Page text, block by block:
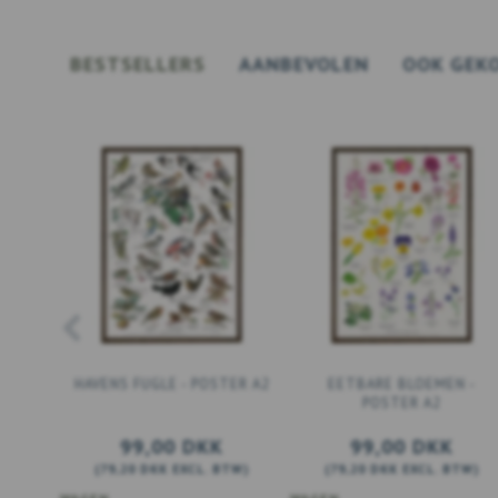
BESTSELLERS AANBEVOLEN OOK
HAVENS FUGLE - POSTER A2
99,00 DKK
79,20 DKK EXCL. BTW
EETBARE BLOEMEN -
POSTER A2
99,00 DKK
79,20 DKK EXCL. BTW